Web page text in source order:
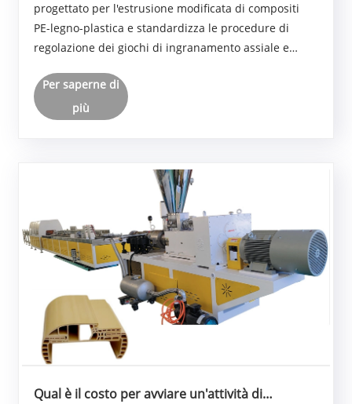
progettato per l'estrusione modificata di compositi
PE-legno-plastica e standardizza le procedure di
regolazione dei giochi di ingranamento assiale e
materiali PE-legno-plastica contengono fibre ......
Per saperne di
più
Qual è il costo per avviare un'attività di